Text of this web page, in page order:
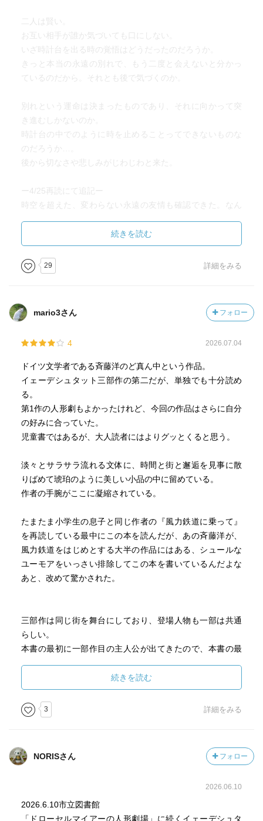
二人は賢い。
お互い相手が誰か気づいても口にしない。
いざ時計台を出る時の覚悟はどうだったのだろうか。
きっと本当の永遠の別れで、もう二度と会えないと分かっ
ているのだから。それとも後で気づくのか。
別れという運命は決まったものであり、それに向かって突
き進むしかないのか。
時計台の中でのように時を止めることってできないものな
のだろうか…。
後から切なさや悲しみがじわじわと来た。
ー4/25再読にて追記ー
時空を超えた、変わらない永遠の友情も確認できた。なん
本当は、もっともっと深いところまで気持ちを揺さぶられ
たかった。こう思ってしまったのは、本書が児童文学だか
らだろうか。
子ども時代に読んでいたら、私はどう感じただろう。その
その他
しかもオシャレでとても良い☆
児童書が楽しいのは、挿絵もあるからかなと思っている。
続きを読む
29 詳細をみる
mario3さん フォロー
4 2026.07.04
ドイツ文学者である斉藤洋のど真ん中という作品。
イェーデシュタット三部作の第二だが、単独でも十分読め
る。
第1作の人形劇もよかったけれど、今回の作品はさらに自分
の好みに合っていた。
児童書ではあるが、大人読者にはよりグッとくると思う。
淡々とサラサラ流れる文体に、時間と街と邂逅を見事に散
りばめて琥珀のように美しい小品の中に留めている。
作者の手腕がここに凝縮されている。
たまたま小学生の息子と同じ作者の『風力鉄道に乗って』
を再読している最中にこの本を読んだが、あの斉藤洋が、
風力鉄道をはじめとする大半の作品にはある、シュールな
ユーモアをいっさい排除してこの本を書いているんだよな
あと、改めて驚かされた。
三部作は同じ街を舞台にしており、登場人物も一部は共通
らしい。
本書の最初に一部作目の主人公が出てきたので、本書の最
作者はホフマンの研究をしているときいたが、ホフマン未
読の私には、同じ独文でシュトルムの小説を思い出した。
独文の良いところを日本語で表すとこうなるのかな。
織られた作品を母国語で味わえる幸せを思う。
萩尾望都タッチで顔がイメージされてしまう。
ちらっと出てきた現代の小児科の患者の男の子は伏線だっ
続きを読む
3 詳細をみる
NORISさん フォロー
2026.06.10
2026.6.10市立図書館
「ドローセルマイアーの人形劇場」に続くイェーデシュタ